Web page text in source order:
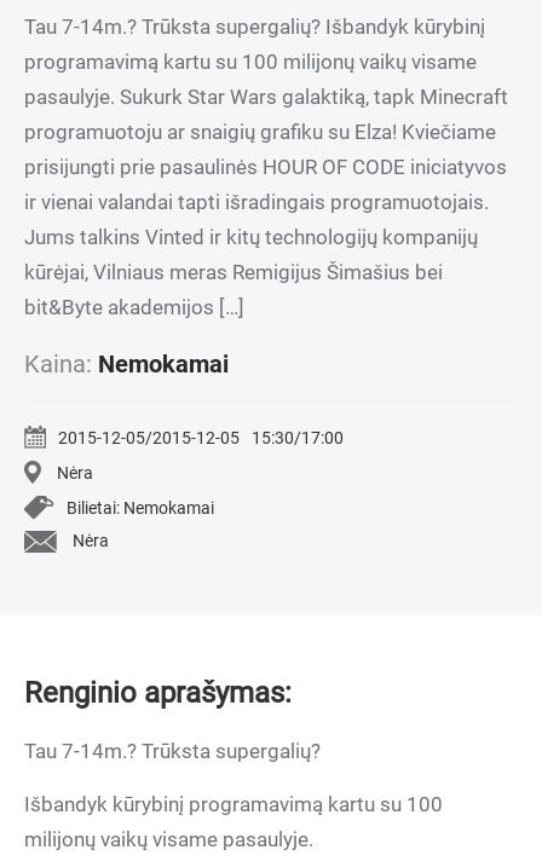
Tau 7-14m.? Trūksta supergalių? Išbandyk kūrybinį
programavimą kartu su 100 milijonų vaikų visame
pasaulyje. Sukurk Star Wars galaktiką, tapk Minecraft
programuotoju ar snaigių grafiku su Elza! Kviečiame
prisijungti prie pasaulinės HOUR OF CODE iniciatyvos
ir vienai valandai tapti išradingais programuotojais.
Jums talkins Vinted ir kitų technologijų kompanijų
kūrėjai, Vilniaus meras Remigijus Šimašius bei
bit&Byte akademijos […]
Kaina: Nemokamai
2015-12-05/2015-12-05
15:30/17:00
Nėra
Bilietai: Nemokamai
Nėra
Renginio aprašymas:
Tau 7-14m.? Trūksta supergalių?
Išbandyk kūrybinį programavimą kartu su 100
milijonų vaikų visame pasaulyje.